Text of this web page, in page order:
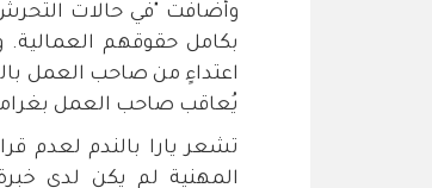
وأضافت "في حالات
اعتداءٍ من صاحب العمل
يُعاقب صاحب العمل بغرامةٍ لا تقل عن ٢٠٠٠ دينار
تشعر يارا بالندم لعدم
المهنية لم يكن لدي